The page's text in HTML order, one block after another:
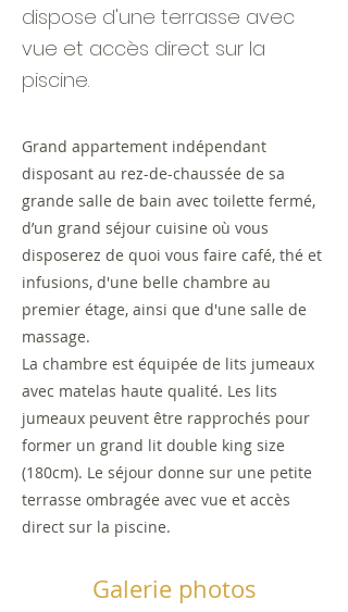
dispose d'une terrasse avec
vue et accès direct sur la
piscine.
Grand appartement indépendant
disposant au rez-de-chaussée de sa
grande salle de bain avec toilette fermé,
d’un grand séjour cuisine où vous
disposerez de quoi vous faire café, thé et
infusions, d'une belle chambre au
premier étage, ainsi que d'une salle de
massage.
La chambre est équipée de lits jumeaux
avec matelas haute qualité. Les lits
jumeaux peuvent être rapprochés pour
former un grand lit double king size
(180cm). Le séjour donne sur une petite
terrasse ombragée avec vue et accès
direct sur la piscine.
Galerie photos